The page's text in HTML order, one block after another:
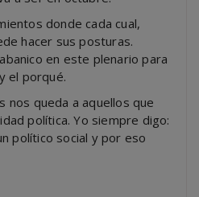
donde cada cual,
hacer sus posturas.
en este plenario para
el porqué.
nos queda a aquellos que
política. Yo siempre digo:
político social y por eso